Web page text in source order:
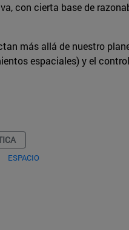
con cierta base de
más allá de nuestro
espaciales) y el
ESPACIO